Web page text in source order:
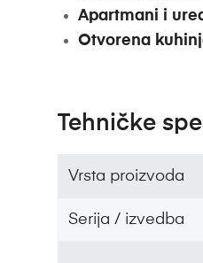
Apartmani i
Otvorena
Tehničke
Vrsta proizvoda
Serija / izvedba